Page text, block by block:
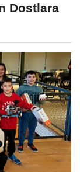
Dostlara